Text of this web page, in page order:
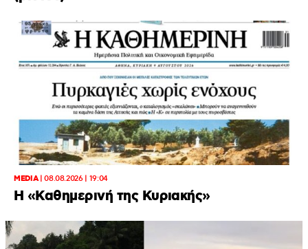
MEDIA|08.08.2026 | 19:04
H «Καθημερινή της Κυριακής»